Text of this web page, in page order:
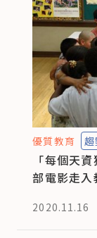
優質教育 趨
「每個天
部電影走
2020.11.16